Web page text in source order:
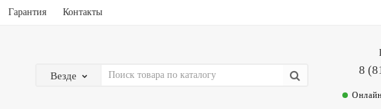
Гарантия Контакты
Везде 8